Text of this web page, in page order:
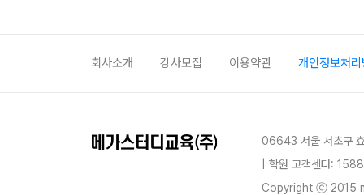
회사소개 강사모집 이용약관 개인정보처
06643 서울 서초구
| 학원 고객센터:
Copyright ⓒ 2015